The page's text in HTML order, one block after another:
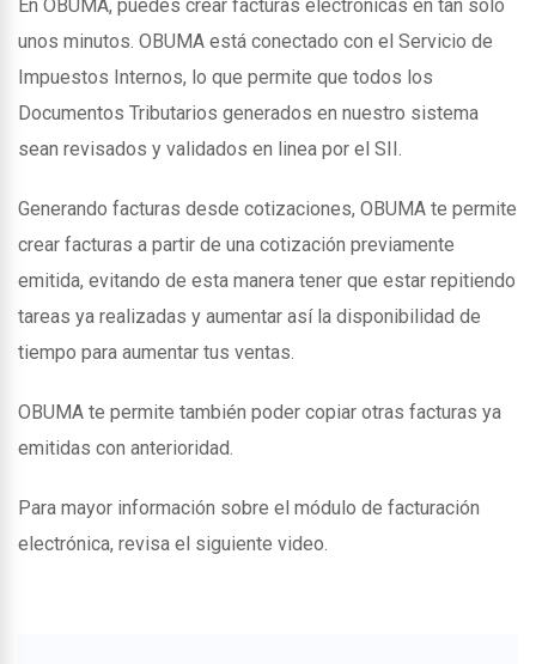
En OBUMA, puedes crear facturas electronicas en tan solo
unos minutos. OBUMA está conectado con el Servicio de
Impuestos Internos, lo que permite que todos los
Documentos Tributarios generados en nuestro sistema
sean revisados y validados en linea por el SII.
Generando facturas desde cotizaciones, OBUMA te permite
crear facturas a partir de una cotización previamente
emitida, evitando de esta manera tener que estar repitiendo
tareas ya realizadas y aumentar así la disponibilidad de
tiempo para aumentar tus ventas.
OBUMA te permite también poder copiar otras facturas ya
emitidas con anterioridad.
Para mayor información sobre el módulo de facturación
electrónica, revisa el siguiente video.